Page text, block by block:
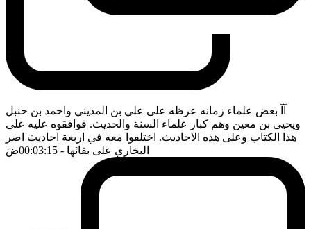
آآ بعض علماء زمانه عرظه على علي بن المديني واحمد بن حنبل
ويحيى بن معين وهم كبار علماء السنة والحديث. فوافقوه عليه على
هذا الكتاب وعلى هذه الاحاديث. اختلفوا معه في اربعة احاديث اصر
البخاري على بقائها - 00:03:15 ضَ